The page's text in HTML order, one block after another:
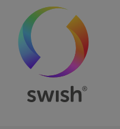
nödvändiga cookies.
Leverantör
/
Domän
Microsoft
Corporation